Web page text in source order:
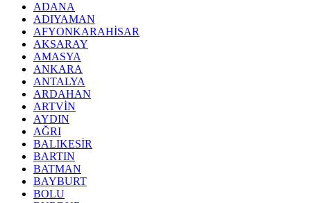
ADANA
ADIYAMAN
AFYONKARAHİSAR
AKSARAY
AMASYA
ANKARA
ANTALYA
ARDAHAN
ARTVİN
AYDIN
AĞRI
BALIKESİR
BARTIN
BATMAN
BAYBURT
BOLU